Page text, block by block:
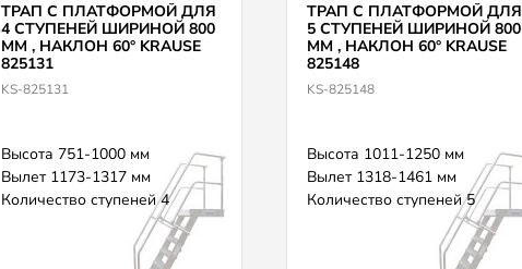
ТРАП С ПЛАТФОРМОЙ ДЛЯ
4 СТУПЕНЕЙ ШИРИНОЙ 800
ММ , НАКЛОН 60° KRAUSE
825131
KS-825131
Высота 751-1000 мм
Вылет 1173-1317 мм
Количество ступеней 4
ТРАП С ПЛАТФОРМОЙ ДЛЯ
5 СТУПЕНЕЙ ШИРИНОЙ 800
ММ , НАКЛОН 60° KRAUSE
825148
KS-825148
Высота 1011-1250 мм
Вылет 1318-1461 мм
Количество ступеней 5